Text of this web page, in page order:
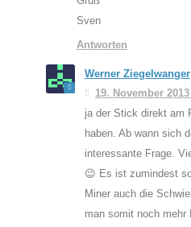
Sven
Antworten
Werner Ziegelwanger
19. November
ja der Stick direkt am
haben. Ab wann sich
interessante Frage.
😉 Es ist zumindest
Miner auch die
man somit noch mehr